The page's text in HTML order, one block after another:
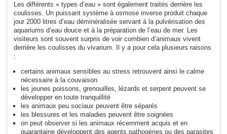
Les différents « types d’eau » sont également traités derrière les
coulisses. Un puissant système à osmose inverse produit chaque
jour 2000 litres d’eau déminéralisée servant à la pulvérisation des
aquariums d’eau douce et à la préparation de l’eau de mer. Les
visiteurs sont souvent surpris de voir combien d’animaux vivent
derrière les coulisses du vivarium. Il y a pour cela plusieurs raisons
:
certains animaux sensibles au stress retrouvent ainsi le calme
nécessaire à la couvaison
les jeunes poissons, grenouilles, lézards et serpent peuvent se
développer en toute tranquillité
les animaux peu sociaux peuvent être séparés
les blessures et les maladies peuvent être soignées
on peut observer si les animaux récemment acquis et en
quarantaine développent des agents pathogènes ou des parasites